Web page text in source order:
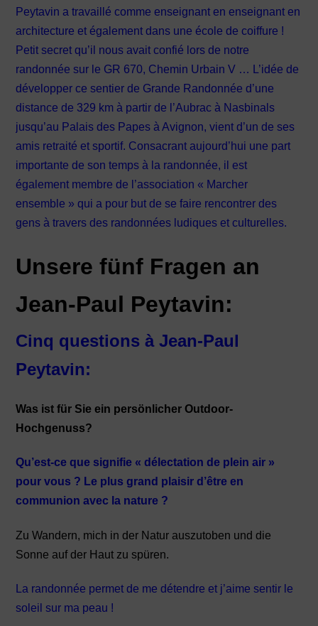
Peytavin a travaillé comme enseignant en enseignant en
architecture et également dans une école de coiffure !
Petit secret qu’il nous avait confié lors de notre
randonnée sur le GR 670, Chemin Urbain V … L’idée de
développer ce sentier de Grande Randonnée d’une
distance de 329 km à partir de l’Aubrac à Nasbinals
jusqu’au Palais des Papes à Avignon, vient d’un de ses
amis retraité et sportif. Consacrant aujourd’hui une part
importante de son temps à la randonnée, il est
également membre de l’association « Marcher
ensemble » qui a pour but de se faire rencontrer des
gens à travers des randonnées ludiques et culturelles.
Unsere fünf Fragen an
Jean-Paul Peytavin:
Cinq questions à Jean-Paul
Peytavin:
Was ist für Sie ein persönlicher Outdoor-
Hochgenuss?
Qu’est-ce que signifie « délectation de plein air »
pour vous ? Le plus grand plaisir d’être en
communion avec la nature ?
Zu Wandern, mich in der Natur auszutoben und die
Sonne auf der Haut zu spüren.
La randonnée permet de me détendre et j’aime sentir le
soleil sur ma peau !